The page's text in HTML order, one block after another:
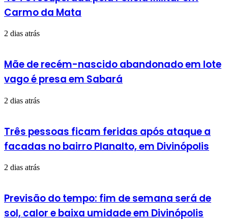
Carmo da Mata
2 dias atrás
Mãe de recém-nascido abandonado em lote
vago é presa em Sabará
2 dias atrás
Três pessoas ficam feridas após ataque a
facadas no bairro Planalto, em Divinópolis
2 dias atrás
Previsão do tempo: fim de semana será de
sol, calor e baixa umidade em Divinópolis